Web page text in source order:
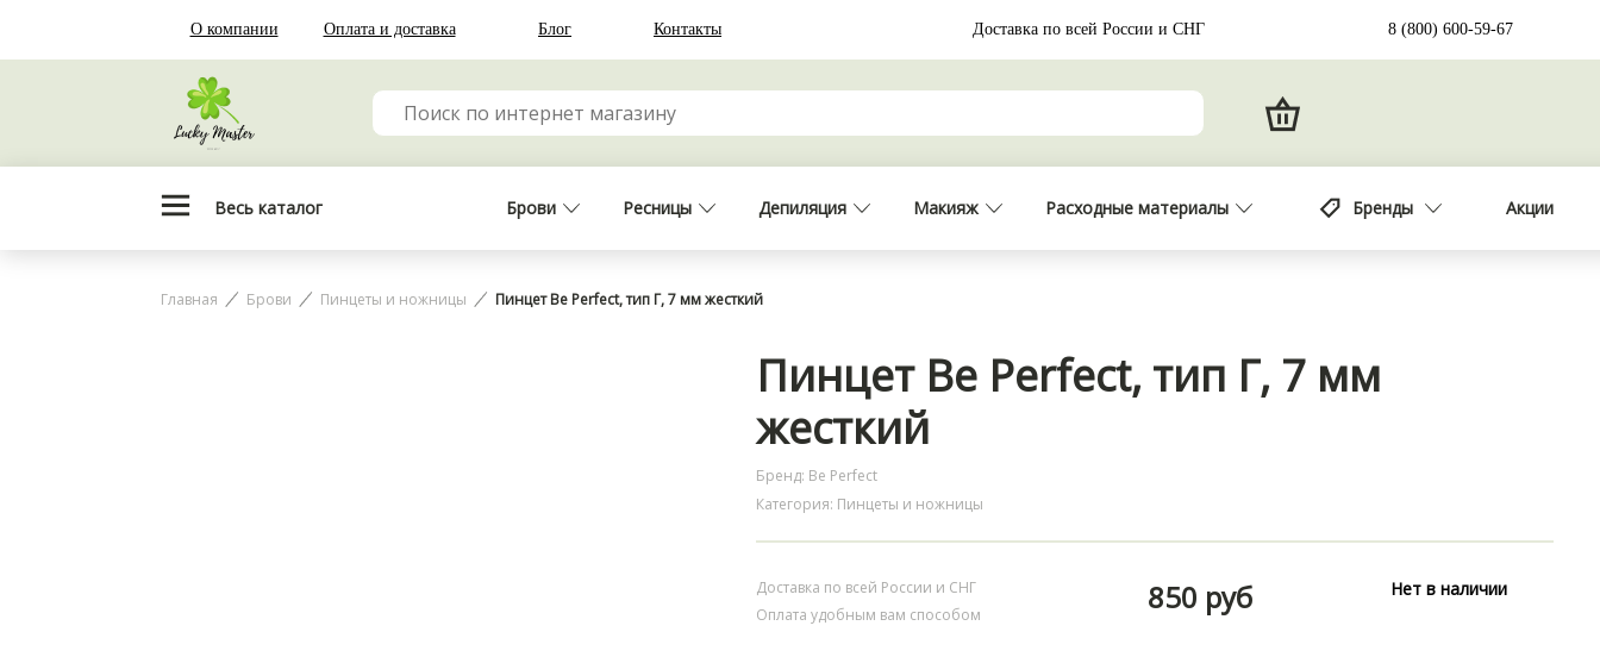
Главная Брови Пинцеты и ножницы Пинцет Be Perfect, тип Г, 7 мм жесткий
Пинцет Be Perfect, тип Г, 7 мм
жесткий
Бренд: Be Perfect
Категория: Пинцеты и ножницы
Доставка по всей России и СНГ
Оплата удобным вам способом
850 руб Нет в наличии
О компании Оплата и доставка Блог Контакты Доставка по всей России и СНГ 8 (800) 600-59-67
Весь каталог Брови Ресницы Депиляция Макияж Расходные материалы Бренды Акции